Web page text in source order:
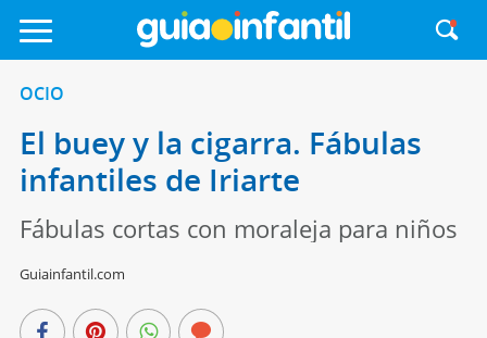
OCIO
El buey y la cigarra. Fábulas
infantiles de Iriarte
Fábulas cortas con moraleja para niños
Guiainfantil.com